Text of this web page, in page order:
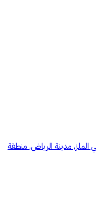
الملز, مدينة الرياض, منطقة